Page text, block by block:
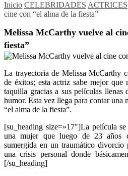
Inicio CELEBRIDADES ACTRICES
cine con “el alma de la fiesta”
Melissa McCarthy vuelve al
fiesta”
La trayectoria de Melissa McCarthy
de éxitos; esta actriz sabe mejor que
taquilla gracias a sus películas llenas
humor. Esta vez llega para contar una
“el alma de la fiesta”.
[su_heading size=»17″]La película
una mujer que luego de 23 años
sumergida en un traumático divorcio
una crisis personal donde
[/su_heading]